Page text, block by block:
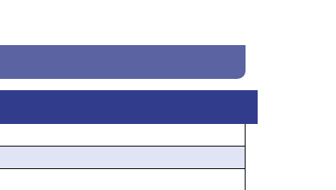
с центральным отоплением без